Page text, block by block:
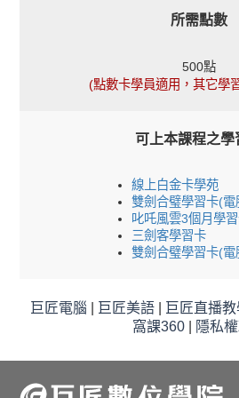
所需點數
500點
(點數卡學員適用，其它學
可上本課程之學
線上白金卡學苑
雙劍合璧學習卡(電
叱吒風雲3個月學
三劍客學習卡
雙劍合璧學習卡(電
巨匠電腦 巨匠美語 巨匠直播教
窩課360
隱私